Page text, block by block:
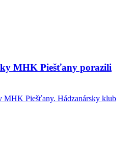
MHK Piešťany porazili
MHK Piešťany. Hádzanársky klub